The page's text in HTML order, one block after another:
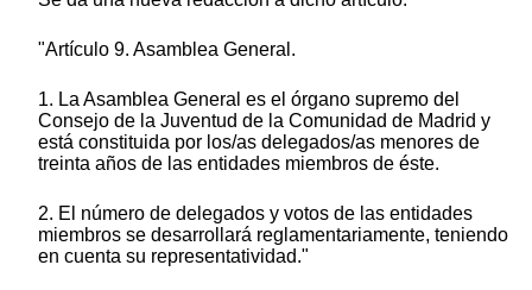
"Artículo 9. Asamblea General.
1. La Asamblea General es el órgano supremo del
Consejo de la Juventud de la Comunidad de Madrid y
está constituida por los/as delegados/as menores de
treinta años de las entidades miembros de éste.
2. El número de delegados y votos de las entidades
miembros se desarrollará reglamentariamente, teniendo
en cuenta su representatividad."